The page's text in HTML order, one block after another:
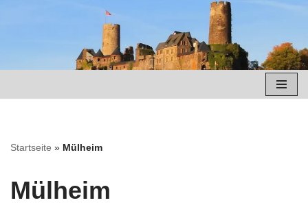
springen
Startseite » Mülheim
Mülheim